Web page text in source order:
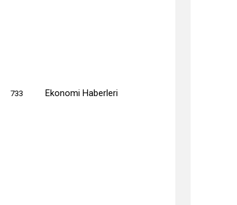
733 Ekonomi Haberleri